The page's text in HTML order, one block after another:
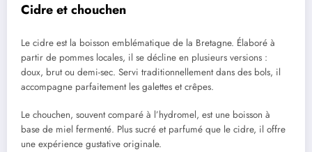
Cidre et chouchen
Le cidre est la boisson emblématique de la Bretagne. Élaboré à
partir de pommes locales, il se décline en plusieurs versions :
doux, brut ou demi-sec. Servi traditionnellement dans des bols, il
accompagne parfaitement les galettes et crêpes.
Le chouchen, souvent comparé à l’hydromel, est une boisson à
base de miel fermenté. Plus sucré et parfumé que le cidre, il offre
une expérience gustative originale.